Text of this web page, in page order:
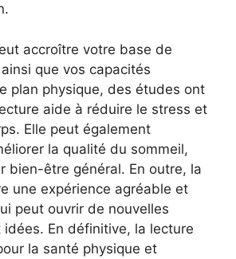
accroître votre base de
que vos capacités
plan physique, des études ont
aide à réduire le stress et
Elle peut également
la qualité du sommeil,
bien-être général. En outre, la
une expérience agréable et
peut ouvrir de nouvelles
En définitive, la lecture
la santé physique et